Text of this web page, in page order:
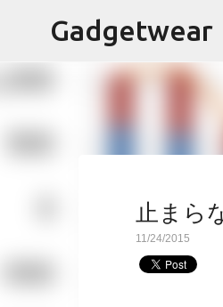
Gadgetwear
止まら
11/24/2015